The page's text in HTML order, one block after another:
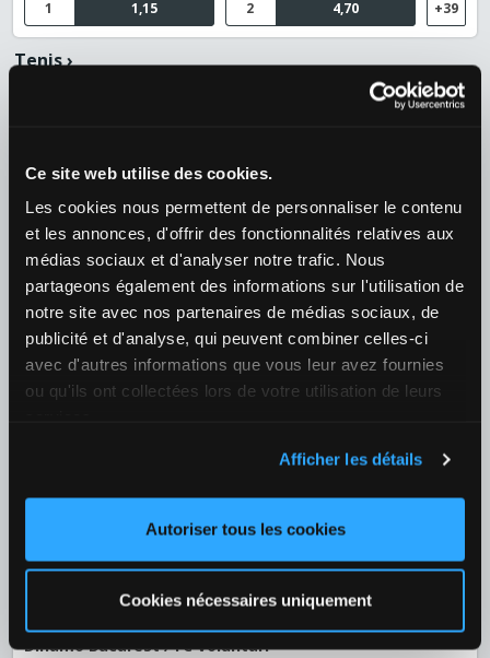
Ce site web utilise des cookies.
Les cookies nous permettent de personnaliser le contenu
et les annonces, d'offrir des fonctionnalités relatives aux
médias sociaux et d'analyser notre trafic. Nous
partageons également des informations sur l'utilisation de
notre site avec nos partenaires de médias sociaux, de
publicité et d'analyse, qui peuvent combiner celles-ci
avec d'autres informations que vous leur avez fournies
ou qu'ils ont collectées lors de votre utilisation de leurs
Afficher les détails
Autoriser tous les cookies
Cookies nécessaires uniquement
1,15
1 4,70
2 +39
Tenis›
¿Quién ganará el partido?
1,95
1 1,80
2 +39
09/08 01:10
Arthur Fils (FRA) / Cameron Norrie (GBR)
¿Quién ganará el partido?
1,36
1 2,82
2 +40
Rumania›Rumanía - SuperLiga
08/08 20:30
Dinamo Bucarest / FC Voluntari